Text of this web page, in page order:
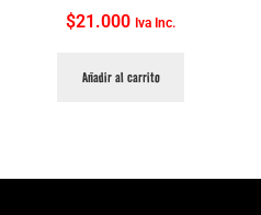
$21.000 Iva Inc.
Añadir al carrito